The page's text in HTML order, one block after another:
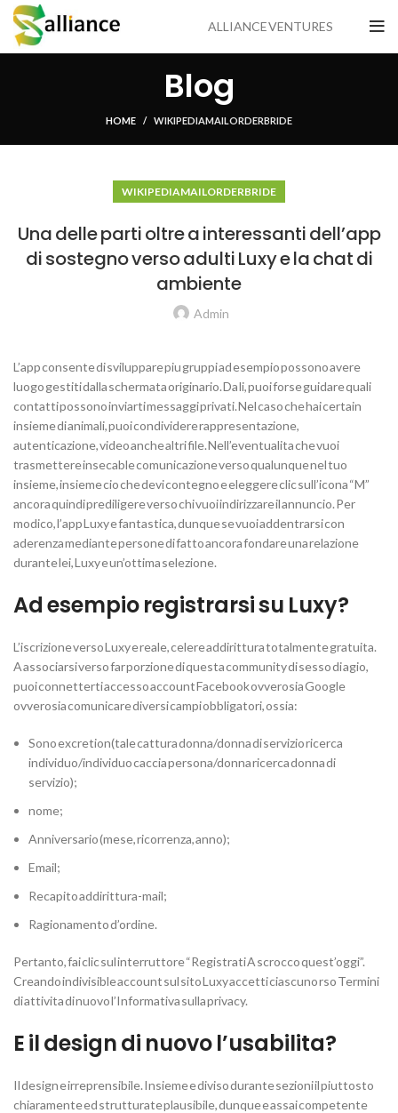
ALLIANCE VENTURES
Blog
HOME WIKIPEDIA MAIL ORDER BRIDE
WIKIPEDIA MAIL ORDER BRIDE
Una delle parti oltre a interessanti dell’app
di sostegno verso adulti Luxy e la chat di
ambiente
Admin
L’app consente di sviluppare piu gruppi ad esempio possono avere
luogo gestiti dalla schermata originario. Da li, puoi forse guidare quali
contatti possono inviarti messaggi privati. Nel caso che hai certain
insieme di animali, puoi condividere rappresentazione,
autenticazione, video anche altri file. Nell’eventualita che vuoi
trasmettere insecable comunicazione verso qualunque nel tuo
insieme, insieme cio che devi contegno e eleggere clic sull’icona “M”
ancora quindi prediligere verso chi vuoi indirizzare il annuncio. Per
modico, l’app Luxy e fantastica, dunque se vuoi addentrarsi con
aderenza mediante persone di fatto ancora fondare una relazione
durante lei, Luxy e un’ottima selezione.
Ad esempio registrarsi su Luxy?
L’iscrizione verso Luxy e reale, celere addirittura totalmente gratuita.
A associarsi verso far porzione di questa community di sesso di agio,
puoi connetterti accesso account Facebook ovverosia Google
ovverosia comunicare diversi campi obbligatori, ossia:
Sono excretion(tale cattura donna/donna di servizio ricerca
individuo/individuo caccia persona/donna ricerca donna di
servizio);
nome;
Anniversario (mese, ricorrenza, anno);
Email;
Recapito addirittura-mail;
Ragionamento d’ordine.
Pertanto, fai clic sul interruttore “Registrati A scrocco quest’oggi”.
Creando indivisible account sul sito Luxy accetti ciascuno rso Termini
di attivita di nuovo l’Informativa sulla privacy.
E il design di nuovo l’usabilita?
Il design e irreprensibile. Insieme e diviso durante sezioni il piuttosto
chiaramente ed strutturate plausibile, dunque e assai competente